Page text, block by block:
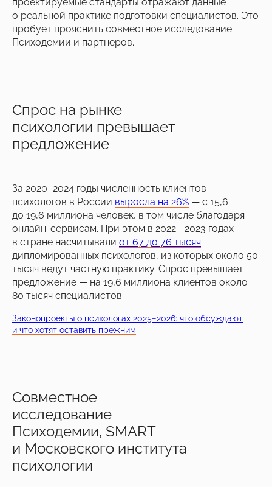
о реальной практике подготовки специалистов. Это
пробует прояснить совместное исследование
Психодемии и партнеров.
Спрос на рынке
психологии превышает
предложение
За 2020−2024 годы численность клиентов
психологов в России выросла на 26% — с 15,6
до 19,6 миллиона человек, в том числе благодаря
онлайн-сервисам. При этом в 2022—2023 годах
в стране насчитывали от 67 до 76 тысяч
дипломированных психологов, из которых около 50
тысяч ведут частную практику. Спрос превышает
предложение — на 19,6 миллиона клиентов около
80 тысяч специалистов.
Законопроекты о психологах 2025−2026: что обсуждают
и что хотят оставить прежним
Совместное
исследование
Психодемии, SMART
и Московского института
психологии